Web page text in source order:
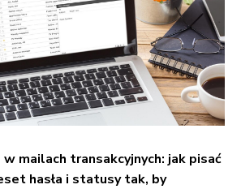
w mailach transakcyjnych: jak pisać
hasła i statusy tak, by